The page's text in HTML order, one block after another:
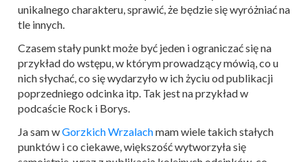
unikalnego charakteru, sprawić, że będzie się wyróżniać na
tle innych.
Czasem stały punkt może być jeden i ograniczać się na
przykład do wstępu, w którym prowadzący mówią, co u
nich słychać, co się wydarzyło w ich życiu od publikacji
poprzedniego odcinka itp. Tak jest na przykład w
podcaście Rock i Borys.
Ja sam wGorzkich Wrzalachmam wiele takich stałych
punktów i co ciekawe, większość wytworzyła się